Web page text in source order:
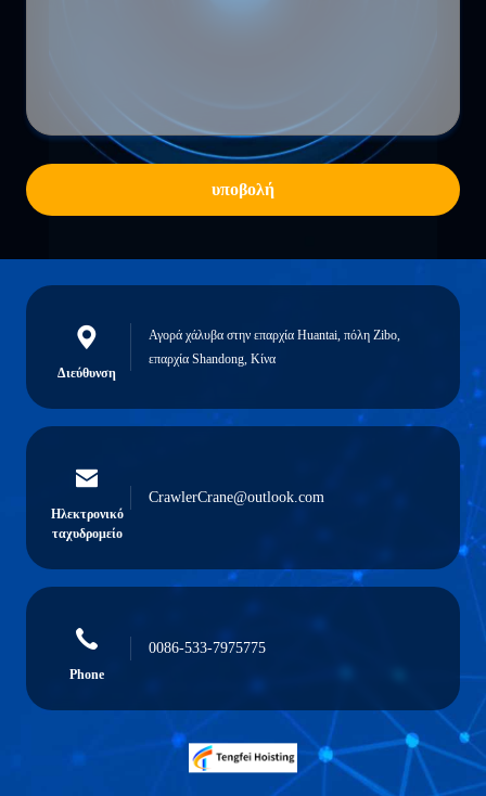
υποβολή
Διεύθυνση
Αγορά χάλυβα στην επαρχία Huantai, πόλη Zibo,
επαρχία Shandong, Κίνα
Ηλεκτρονικό
ταχυδρομείο
CrawlerCrane@outlook.com
Phone
0086-533-7975775